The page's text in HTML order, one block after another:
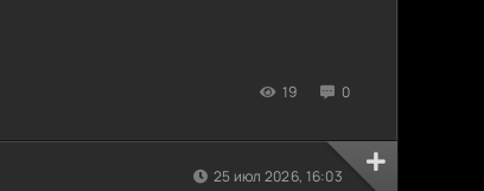
19 0
25 июл 2026, 16:03